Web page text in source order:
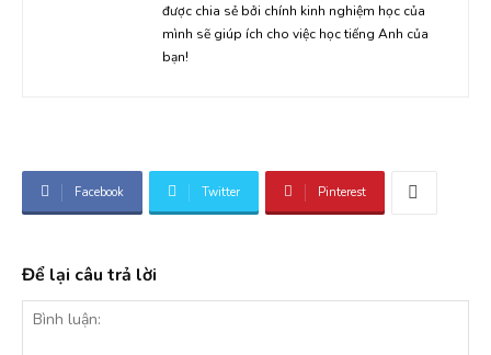
được chia sẻ bởi chính kinh nghiệm học của
mình sẽ giúp ích cho việc học tiếng Anh của
bạn!
Facebook Twitter Pinterest
Để lại câu trả lời